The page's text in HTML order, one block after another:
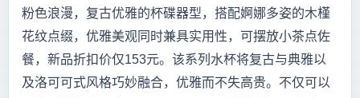
粉色浪漫，复古优雅的杯碟器型，搭配婀娜多姿的木槿
花纹点缀，优雅美观同时兼具实用性，可摆放小茶点佐
餐，新品折扣价仅153元。该系列水杯将复古与典雅以
及洛可可式风格巧妙融合，优雅而不失高贵。不仅可以